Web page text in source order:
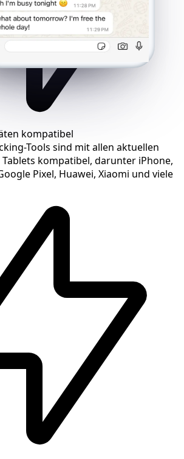
kompatibel
Tools sind mit allen aktuellen
kompatibel, darunter iPhone,
Pixel, Huawei, Xiaomi und viele